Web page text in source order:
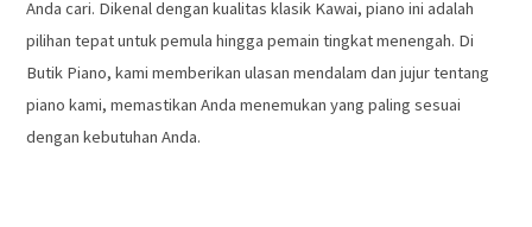
Anda cari. Dikenal dengan kualitas klasik Kawai, piano ini adalah
pilihan tepat untuk pemula hingga pemain tingkat menengah. Di
Butik Piano, kami memberikan ulasan mendalam dan jujur tentang
piano kami, memastikan Anda menemukan yang paling sesuai
dengan kebutuhan Anda.